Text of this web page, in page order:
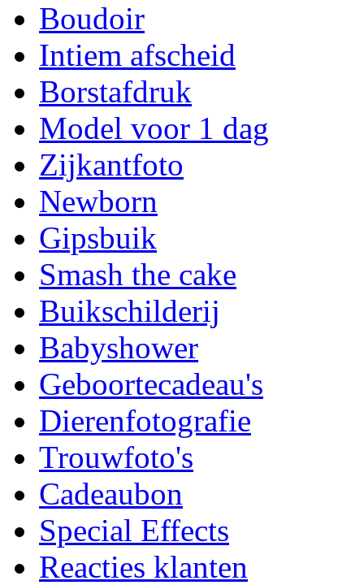
Boudoir
Intiem afscheid
Borstafdruk
Model voor 1 dag
Zijkantfoto
Newborn
Gipsbuik
Smash the cake
Buikschilderij
Babyshower
Geboortecadeau's
Dierenfotografie
Trouwfoto's
Cadeaubon
Special Effects
Reacties klanten